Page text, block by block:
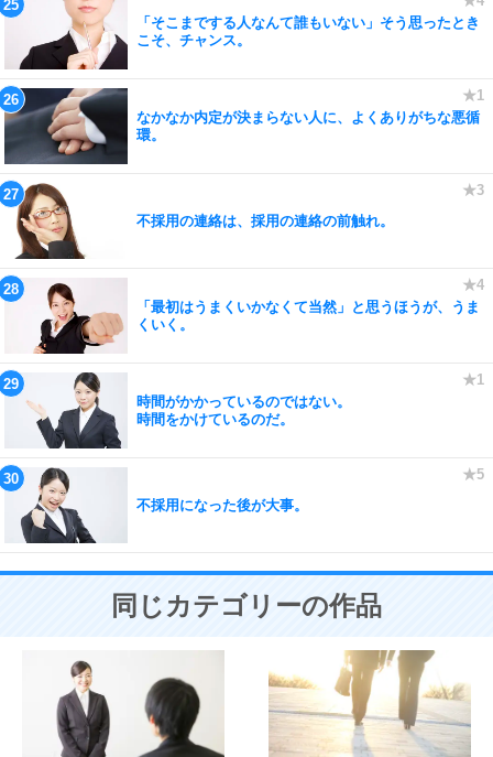
「そこまでする人なんて誰もいない」そう思ったとき
こそ、チャンス。
なかなか内定が決まらない人に、よくありがちな悪循
環。
不採用の連絡は、採用の連絡の前触れ。
「最初はうまくいかなくて当然」と思うほうが、うま
くいく。
時間がかかっているのではない。
時間をかけているのだ。
不採用になった後が大事。
同じカテゴリーの作品